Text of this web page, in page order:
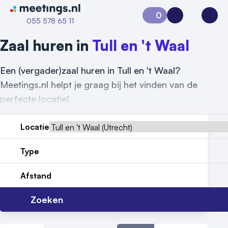
Naar home van Meetings
055 578 65 11
Vraag locatie aan
Locatiegids
0
Aanvraag 0Inloggen
Zaal huren in Tull en 't Waal
Een (vergader)zaal huren in Tull en 't Waal?
Meetings.nl helpt je graag bij het vinden van de
perfecte locatie!
Locatie
Type
Afstand
Zoeken